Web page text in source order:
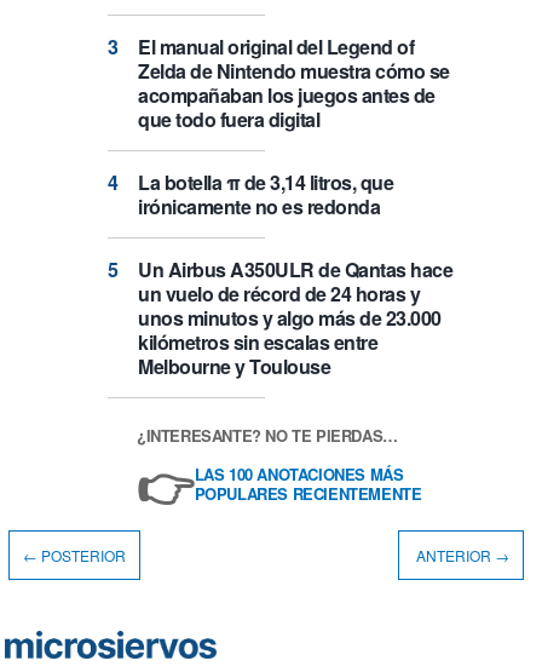
El manual original del Legend of
Zelda de Nintendo muestra cómo se
acompañaban los juegos antes de
que todo fuera digital
La botella π de 3,14 litros, que
irónicamente no es redonda
Un Airbus A350ULR de Qantas hace
un vuelo de récord de 24 horas y
unos minutos y algo más de 23.000
kilómetros sin escalas entre
Melbourne y Toulouse
¿INTERESANTE? NO TE PIERDAS…
👉LAS 100 ANOTACIONES MÁS
POPULARES RECIENTEMENTE
← POSTERIOR ANTERIOR →